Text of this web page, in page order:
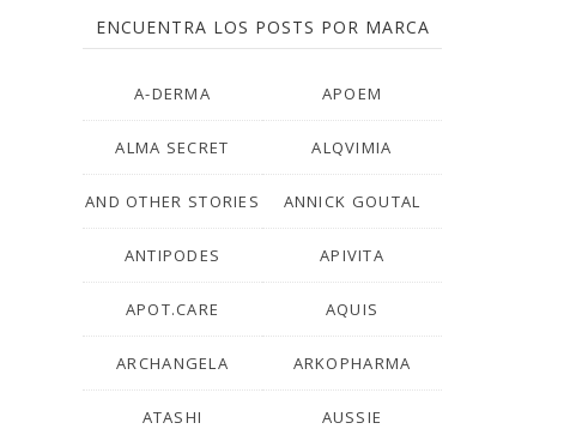
ENCUENTRA LOS POSTS POR MARCA
A-DERMA APOEM
ALMA SECRET ALQVIMIA
AND OTHER STORIES ANNICK GOUTAL
ANTIPODES APIVITA
APOT.CARE AQUIS
ARCHANGELA ARKOPHARMA
ATASHI AUSSIE